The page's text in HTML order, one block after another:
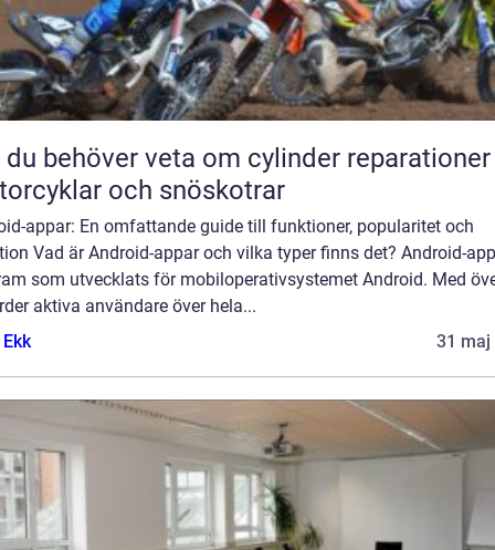
behöver veta om cylinder
och snöskotrar
appar: En omfattande guide till funktioner, popularitet och
Vad är Android-appar och vilka typer finns det? Android-
som utvecklats för mobiloperativsystemet Android. Med
aktiva användare över hela...
31 maj